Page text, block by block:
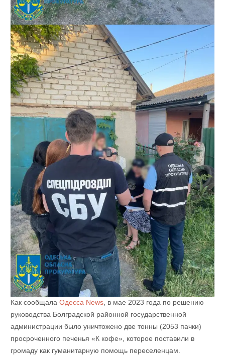
Как сообщала Одесса News, в мае 2023 года по решению
руководства Болградской районной государственной
администрации было уничтожено две тонны (2053 пачки)
просроченного печенья «К кофе», которое поставили в
громаду как гуманитарную помощь переселенцам.